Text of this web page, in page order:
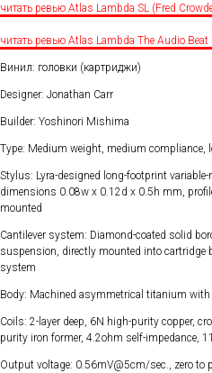
читать ревью Atlas Lambda SL (Fred
читать ревью Atlas Lambda The Audio
Винил: головки (картриджи)
Designer: Jonathan Carr
Builder: Yoshinori Mishima
Type: Medium weight, medium compliance,
Stylus: Lyra-designed long-footprint
dimensions 0.08w x 0.12d x 0.5h mm,
mounted
Cantilever system: Diamond-coated solid
suspension, directly mounted into cartridge
system
Body: Machined asymmetrical titanium
Coils: 2-layer deep, 6N high-purity copper,
purity iron former, 4.2ohm self-impedance,
Output voltage: 0.56mV@5cm/sec., zero to